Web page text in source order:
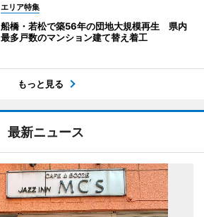
エリア特集
船橋・若松で築56年の団地大規模再生 県内
最多戸数のマンション建て替え着工
もっと見る
最新ニュース